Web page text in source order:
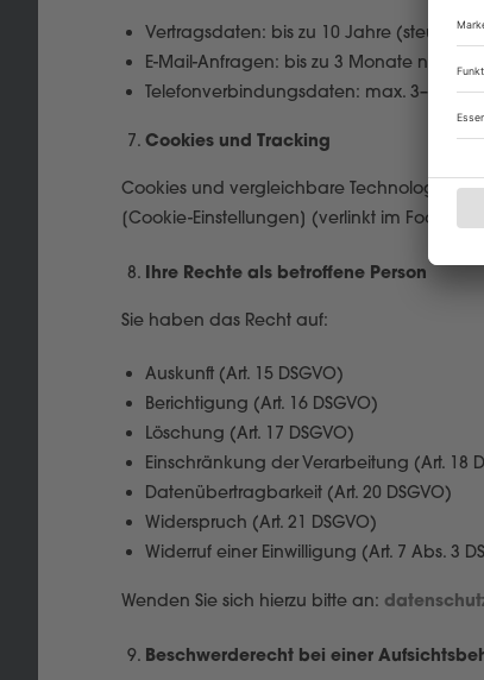
Vertragsdaten: bis zu 10 Jahre (steuer-
E-Mail-Anfragen: bis zu 3 Monate nach
Telefonverbindungsdaten: max. 3–4
Cookies und Tracking
Cookies und vergleichbare Technologien
[Cookie-Einstellungen] (verlinkt im Footer).
Ihre Rechte als betroffene Person
Sie haben das Recht auf:
Auskunft (Art. 15 DSGVO)
Berichtigung (Art. 16 DSGVO)
Löschung (Art. 17 DSGVO)
Einschränkung der Verarbeitung (Art. 18
Datenübertragbarkeit (Art. 20 DSGVO)
Widerspruch (Art. 21 DSGVO)
Widerruf einer Einwilligung (Art. 7 Abs. 3
Wenden Sie sich hierzu bitte an:
Beschwerderecht bei einer